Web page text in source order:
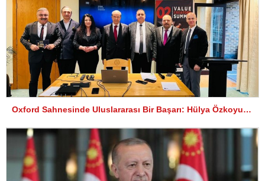
Oxford Sahnesinde Uluslararası Bir Başarı: Hülya Özkoyuncu’ya Onur Ödülü